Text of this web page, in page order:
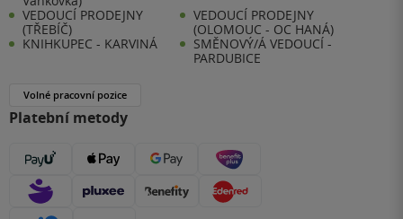
VEDOUCÍ PRODEJNY
(TŘEBÍČ)
VEDOUCÍ PRODEJNY
(OLOMOUC - OC HANÁ)
KNIHKUPEC - KARVINÁ
SMĚNOVÝ/Á VEDOUCÍ -
PARDUBICE
Volné pracovní pozice
Platební metody